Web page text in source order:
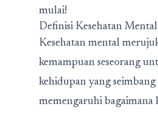
mulai!
Definisi Kesehatan
Kesehatan mental
kemampuan seseorang
kehidupan yang
memengaruhi bagaimana